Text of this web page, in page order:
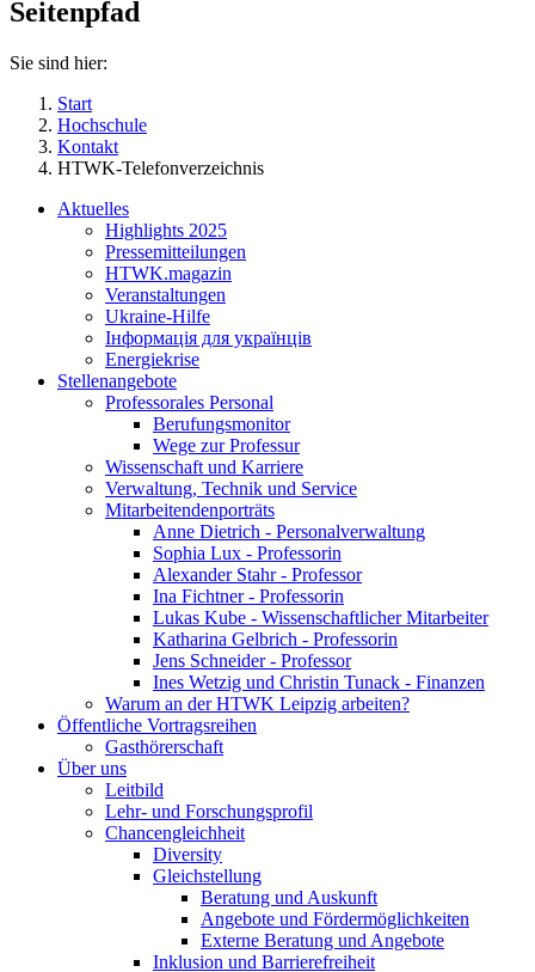
Seitenpfad
Sie sind hier:
Start
Hochschule
Kontakt
HTWK-Telefonverzeichnis
Aktuelles
Highlights 2025
Pressemitteilungen
HTWK.magazin
Veranstaltungen
Ukraine-Hilfe
Інформація для українців
Energiekrise
Stellenangebote
Professorales Personal
Berufungsmonitor
Wege zur Professur
Wissenschaft und Karriere
Verwaltung, Technik und Service
Mitarbeitendenporträts
Anne Dietrich - Personalverwaltung
Sophia Lux - Professorin
Alexander Stahr - Professor
Ina Fichtner - Professorin
Lukas Kube - Wissenschaftlicher Mitarbeiter
Katharina Gelbrich - Professorin
Jens Schneider - Professor
Ines Wetzig und Christin Tunack - Finanzen
Warum an der HTWK Leipzig arbeiten?
Öffentliche Vortragsreihen
Gasthörerschaft
Über uns
Leitbild
Lehr- und Forschungsprofil
Chancengleichheit
Diversity
Gleichstellung
Beratung und Auskunft
Angebote und Fördermöglichkeiten
Externe Beratung und Angebote
Inklusion und Barrierefreiheit